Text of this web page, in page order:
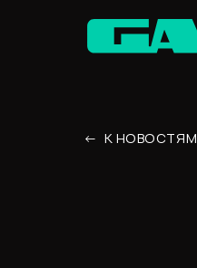
К НОВОСТЯМ